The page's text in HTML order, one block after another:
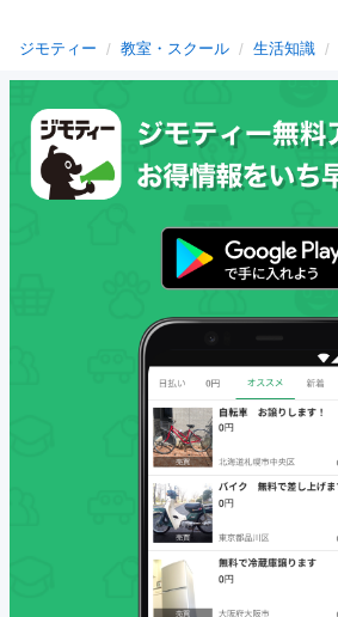
ジモティー 教室・スクール 生活知識